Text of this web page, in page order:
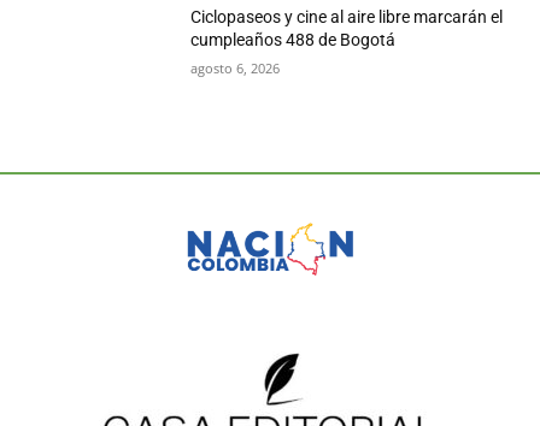
Ciclopaseos y cine al aire libre marcarán el
cumpleaños 488 de Bogotá
agosto 6, 2026